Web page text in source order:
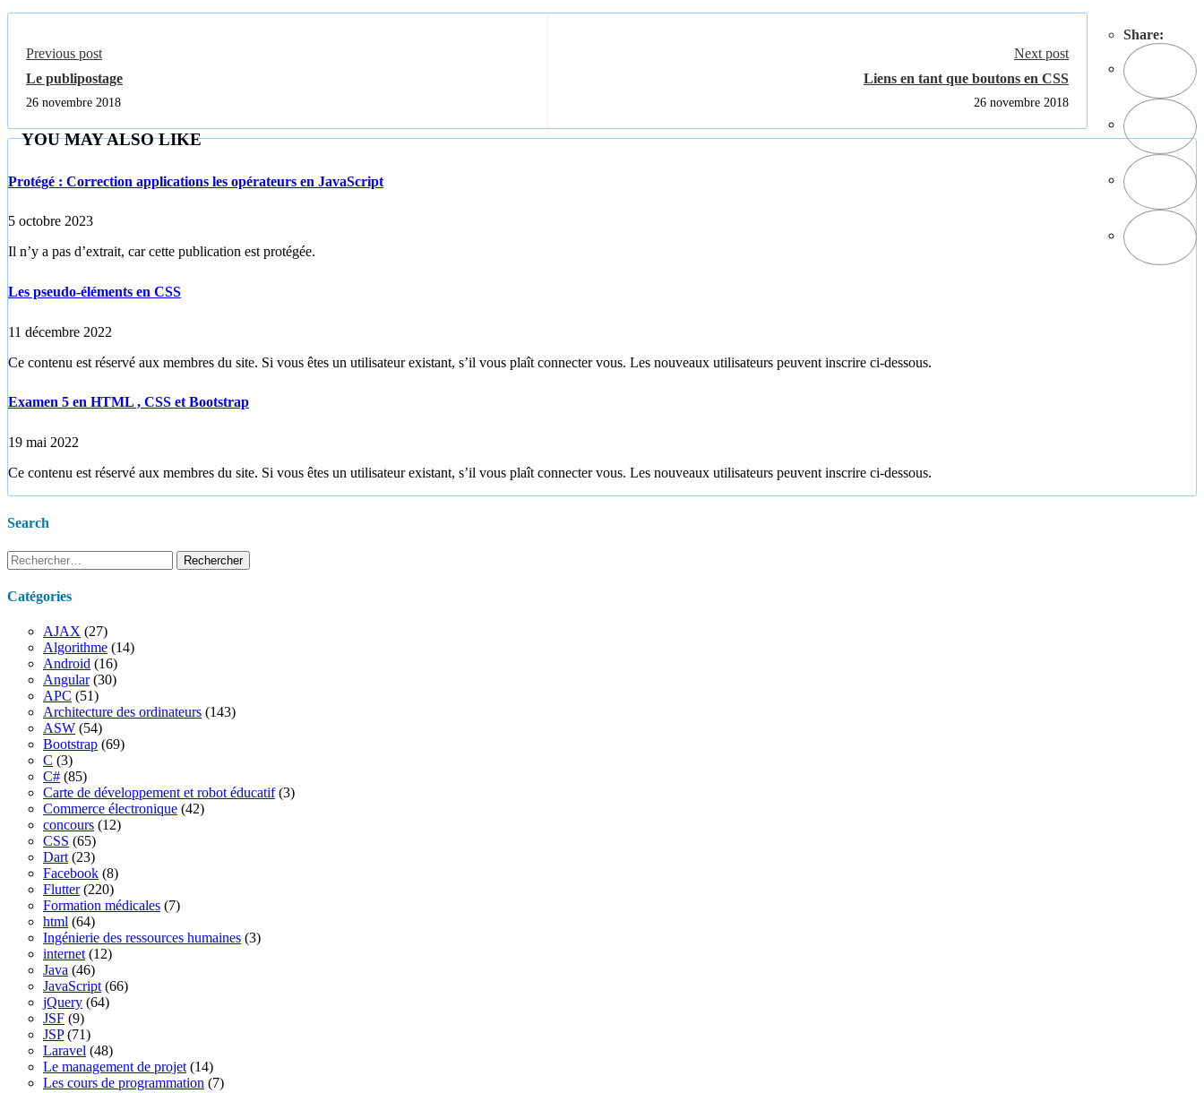
Share:
Previous post
Le publipostage
26 novembre 2018
Next post
Liens en tant que boutons en CSS
26 novembre 2018
YOU MAY ALSO LIKE
Protégé : Correction applications les opérateurs en JavaScript
5 octobre 2023
Il n’y a pas d’extrait, car cette publication est protégée.
Les pseudo-éléments en CSS
11 décembre 2022
Ce contenu est réservé aux membres du site. Si vous êtes un utilisateur existant, s’il vous plaît connecter vous. Les nouveaux utilisateurs peuvent inscrire ci-dessous.
Examen 5 en HTML , CSS et Bootstrap
19 mai 2022
Ce contenu est réservé aux membres du site. Si vous êtes un utilisateur existant, s’il vous plaît connecter vous. Les nouveaux utilisateurs peuvent inscrire ci-dessous.
Search
Rechercher :
Catégories
AJAX (27)
Algorithme (14)
Android (16)
Angular(30)
APC (51)
Architecture des ordinateurs (143)
ASW (54)
Bootstrap (69)
C (3)
C# (85)
Carte de développement et robot éducatif(3)
Commerce électronique (42)
concours (12)
CSS (65)
Dart (23)
Facebook (8)
Flutter(220)
Formation médicales (7)
html (64)
Ingénierie des ressources humaines (3)
internet (12)
Java (46)
JavaScript (66)
jQuery (64)
JSF (9)
JSP(71)
Laravel (48)
Le management de projet (14)
Les cours de programmation (7)